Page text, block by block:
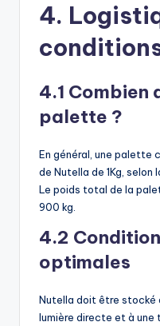
4.
4.1 Combien
palette ?
En général, une
de Nutella de 1Kg,
Le poids total de la
900 kg.
4.2
optimales
Nutella doit être stocké
lumière directe et à une